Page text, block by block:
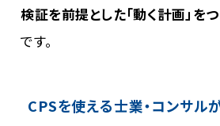
検証を前提とした「動く計画」を
です。
CPSを使える士業・コンサル